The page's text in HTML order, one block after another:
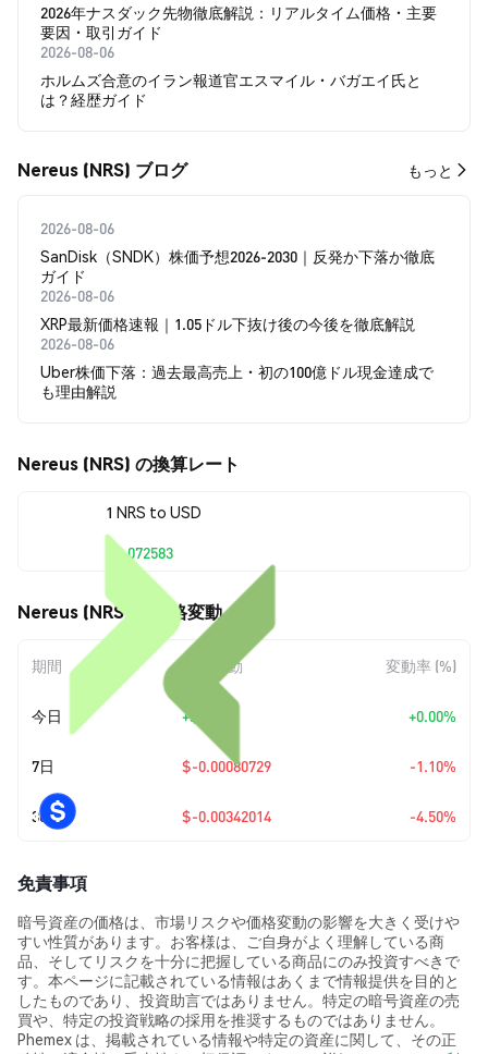
2026年ナスダック先物徹底解説：リアルタイム価格・主要
要因・取引ガイド
2026-08-06
ホルムズ合意のイラン報道官エスマイル・バガエイ氏と
は？経歴ガイド
Nereus (NRS) ブログ もっと
2026-08-06
SanDisk（SNDK）株価予想2026-2030｜反発か下落か徹底
ガイド
2026-08-06
XRP最新価格速報｜1.05ドル下抜け後の今後を徹底解説
2026-08-06
Uber株価下落：過去最高売上・初の100億ドル現金達成で
も理由解説
Nereus (NRS) の換算レート
1 NRS to USD
$0.072583
Nereus (NRS) の価格変動
期間 金額変動 変動率 (%)
今日 +$0.00 +0.00%
7日 $-0.00080729 -1.10%
30日 $-0.00342014 -4.50%
免責事項
暗号資産の価格は、市場リスクや価格変動の影響を大きく受けや
すい性質があります。お客様は、ご自身がよく理解している商
品、そしてリスクを十分に把握している商品にのみ投資すべきで
す。本ページに記載されている情報はあくまで情報提供を目的と
したものであり、投資助言ではありません。特定の暗号資産の売
買や、特定の投資戦略の採用を推奨するものではありません。
Phemex は、掲載されている情報や特定の資産に関して、その正